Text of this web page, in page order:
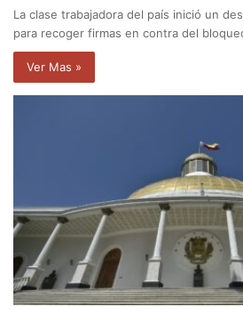
La clase trabajadora del país inició un
para recoger firmas en contra del
Ver Mas »